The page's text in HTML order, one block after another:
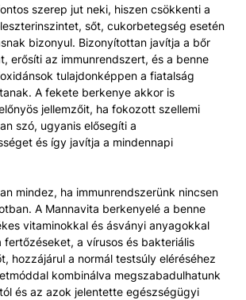
szerep jut neki, hiszen csökkenti a
sőt, cukorbetegség esetén
bizonyul. Bizonyítottan javítja a bőr
erősíti az immunrendszert, és a benne
tulajdonképpen a fiatalság
A fekete berkenye akkor is
jellemzőit, ha fokozott szellemi
szó, ugyanis elősegíti a
és így javítja a mindennapi
mindez, ha immunrendszerünk nincsen
A Mannavita berkenyelé a benne
vitaminokkal és ásványi anyagokkal
fertőzéseket, a vírusos és bakteriális
hozzájárul a normál testsúly eléréséhez
kombinálva megszabadulhatunk
és az azok jelentette egészségügyi